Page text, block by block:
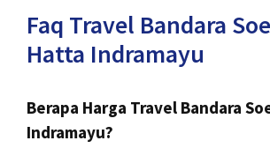
Faq Travel Bandara
Hatta Indramayu
Berapa Harga Travel Bandara
Indramayu?